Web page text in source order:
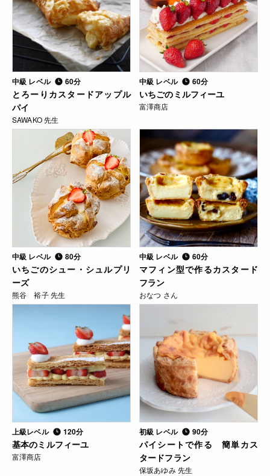
中級 レベル 60分
とろーりカスタードアップル
パイ
SAWAKO 先生
中級 レベル 60分
いちごのミルフィーユ
富澤商店
中級 レベル 80分
いちごのシュー・シュルプリ
ーズ
熊谷 裕子 先生
中級 レベル 60分
マフィン型で作るカスタード
フラン
おなつ さん
上級レベル 120分
基本のミルフィーユ
富澤商店
初級 レベル 90分
パイシートで作る 簡単カス
タードフラン
保坂あゆみ 先生